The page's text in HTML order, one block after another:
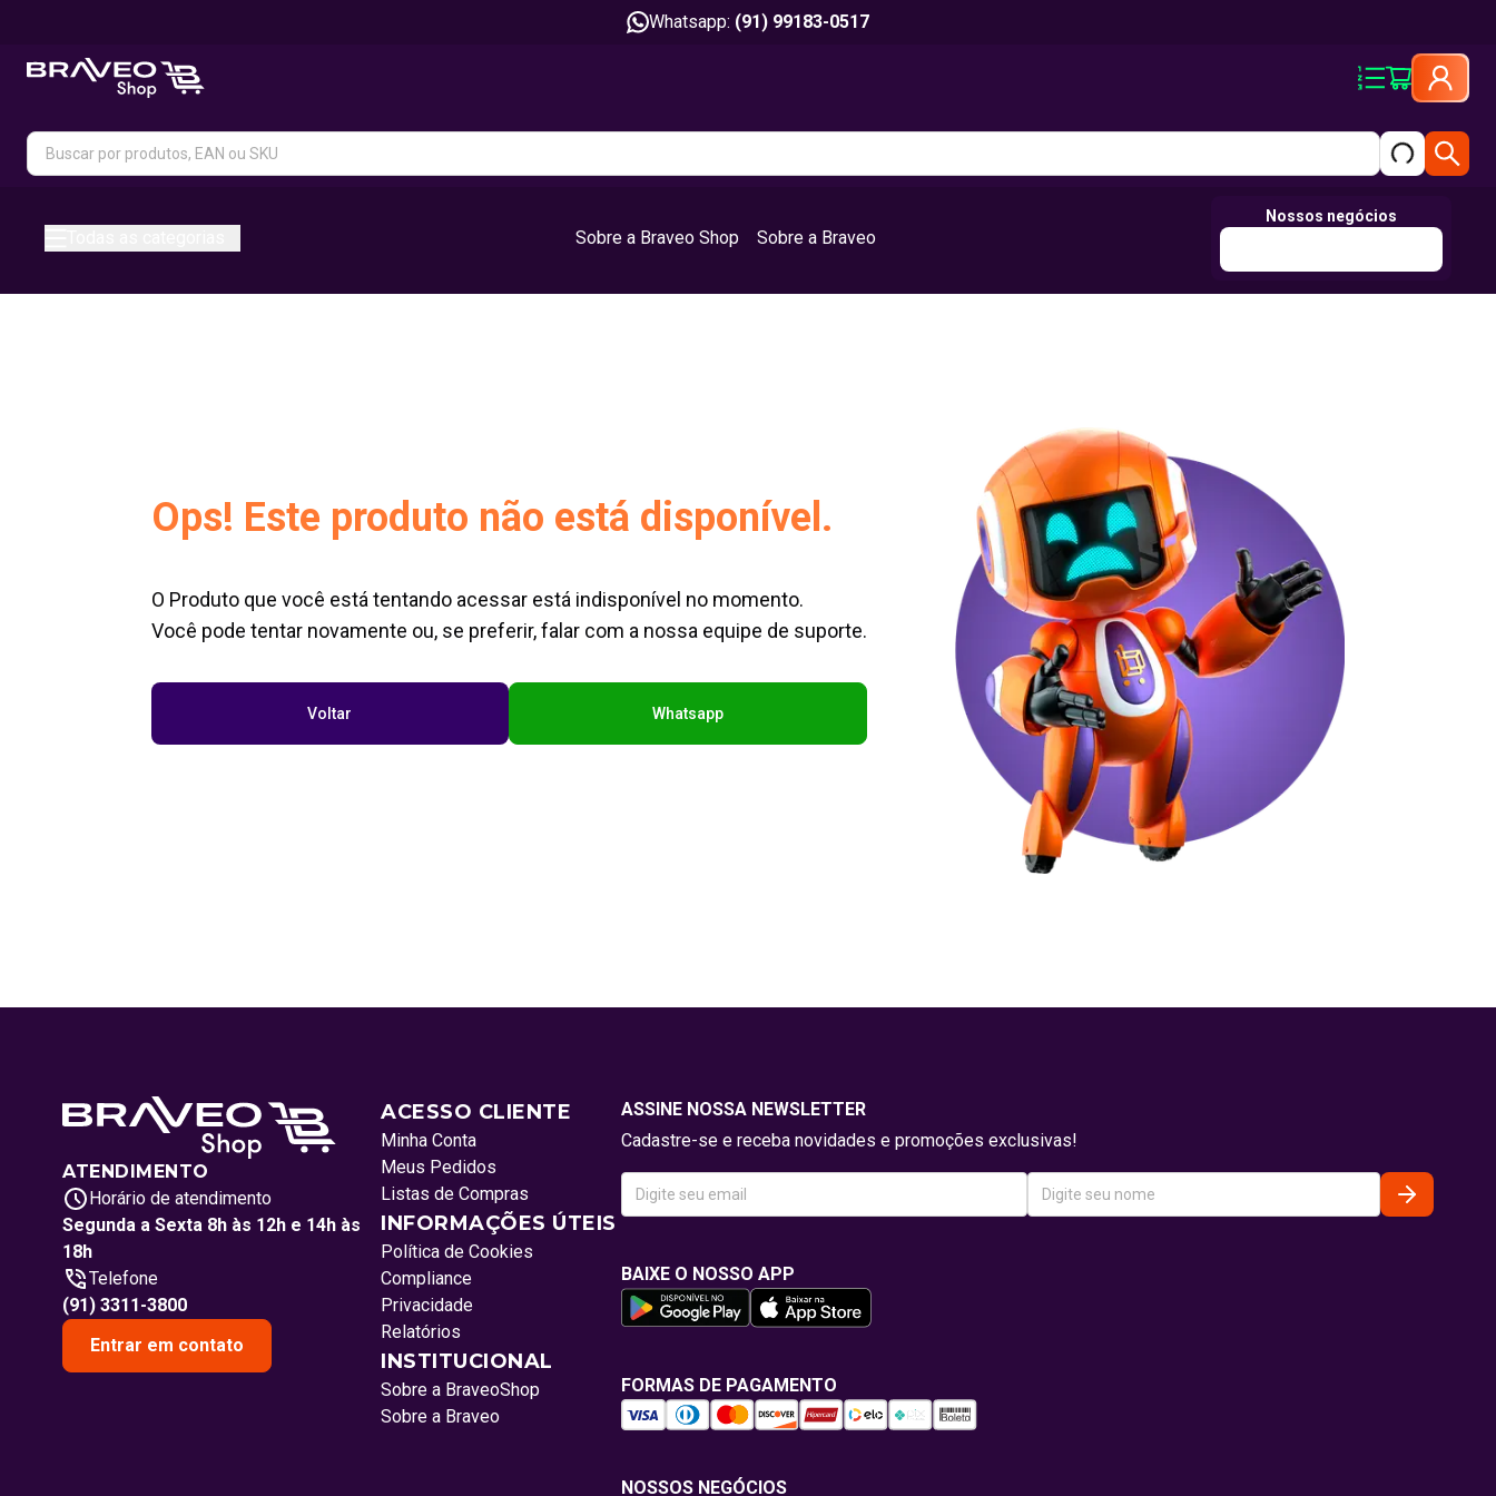
Whatsapp: (91) 99183-0517
Sobre a Braveo Shop Sobre a Braveo
Nossos negócios
Ops! Este produto não está disponível.
O Produto que você está tentando acessar está indisponível no momento.
Você pode tentar novamente ou, se preferir, falar com a nossa equipe de suporte.
Voltar Whatsapp
ATENDIMENTO
Horário de atendimento
Segunda a Sexta 8h às 12h e 14h às
18h
Telefone
(91) 3311-3800
Entrar em contato
ACESSO CLIENTE
Minha Conta
Meus Pedidos
Listas de Compras
INFORMAÇÕES ÚTEIS
Política de Cookies
Compliance
Privacidade
Relatórios
INSTITUCIONAL
Sobre a BraveoShop
Sobre a Braveo
ASSINE NOSSA NEWSLETTER
Cadastre-se e receba novidades e promoções exclusivas!
BAIXE O NOSSO APP
FORMAS DE PAGAMENTO
NOSSOS NEGÓCIOS